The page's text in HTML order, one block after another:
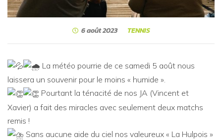
6 août 2023 TENNIS
La météo pourrie de ce samedi 5 août nous
laissera un souvenir pour le moins « humide ».
Pourtant la ténacité de nos JA (Vincent et
Xavier) a fait des miracles avec seulement deux matchs
remis !
Sans aucune aide du ciel nos valeureux « La Hulpois »